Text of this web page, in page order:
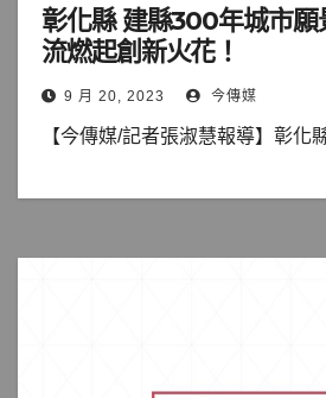
彰化縣 建縣300年城市願
流燃起創新火花！
9 月 20, 2023 今傳媒
【今傳媒/記者張淑慧報導】彰化